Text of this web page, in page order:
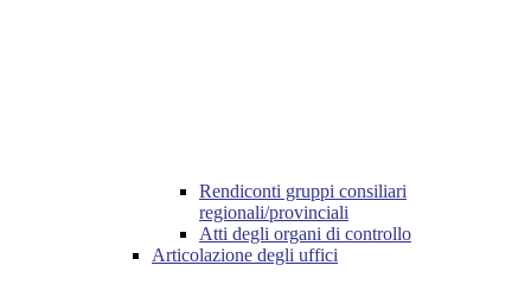
Rendiconti gruppi consiliari
regionali/provinciali
Atti degli organi di controllo
Articolazione degli uffici